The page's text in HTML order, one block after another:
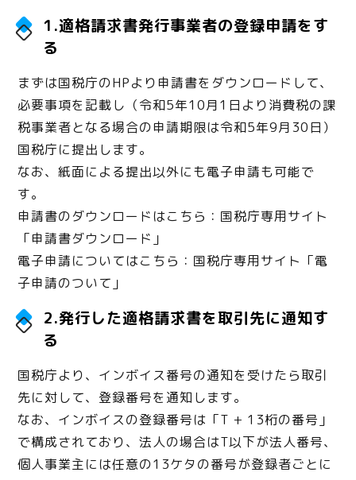
1.適格請求書発行事業者の登録申請をす
る
まずは国税庁のHPより申請書をダウンロードして、
必要事項を記載し（令和5年10月1日より消費税の課
税事業者となる場合の申請期限は令和5年9月30日）
国税庁に提出します。
なお、紙面による提出以外にも電子申請も可能で
す。
申請書のダウンロードはこちら：国税庁専用サイト
「申請書ダウンロード」
電子申請についてはこちら：国税庁専用サイト「電
子申請のついて」
2.発行した適格請求書を取引先に通知す
る
国税庁より、インボイス番号の通知を受けたら取引
先に対して、登録番号を通知します。
なお、インボイスの登録番号は「T + 13桁の番号」
で構成されており、法人の場合はT以下が法人番号、
個人事業主には任意の13ケタの番号が登録者ごとに